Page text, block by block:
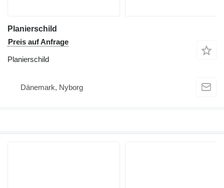
Planierschild
Preis auf Anfrage
Planierschild
Dänemark, Nyborg